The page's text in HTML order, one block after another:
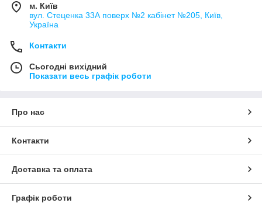
м. Київ
вул. Стеценка 33А поверх №2 кабінет №205, Київ,
Україна
Контакти
Сьогодні вихідний
Показати весь графік роботи
Про нас
Контакти
Доставка та оплата
Графік роботи